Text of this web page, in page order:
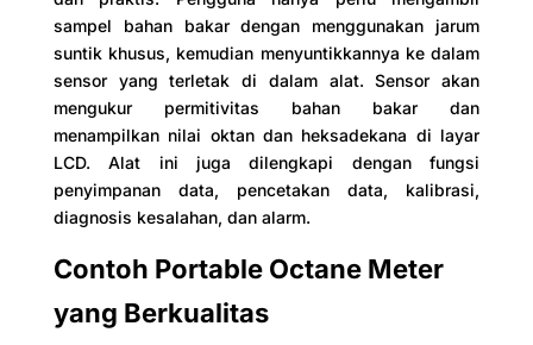
sampel bahan bakar dengan menggunakan jarum
suntik khusus, kemudian menyuntikkannya ke dalam
sensor yang terletak di dalam alat. Sensor akan
mengukur permitivitas bahan bakar dan
menampilkan nilai oktan dan heksadekana di layar
LCD. Alat ini juga dilengkapi dengan fungsi
penyimpanan data, pencetakan data, kalibrasi,
diagnosis kesalahan, dan alarm.
Contoh Portable Octane Meter
yang Berkualitas